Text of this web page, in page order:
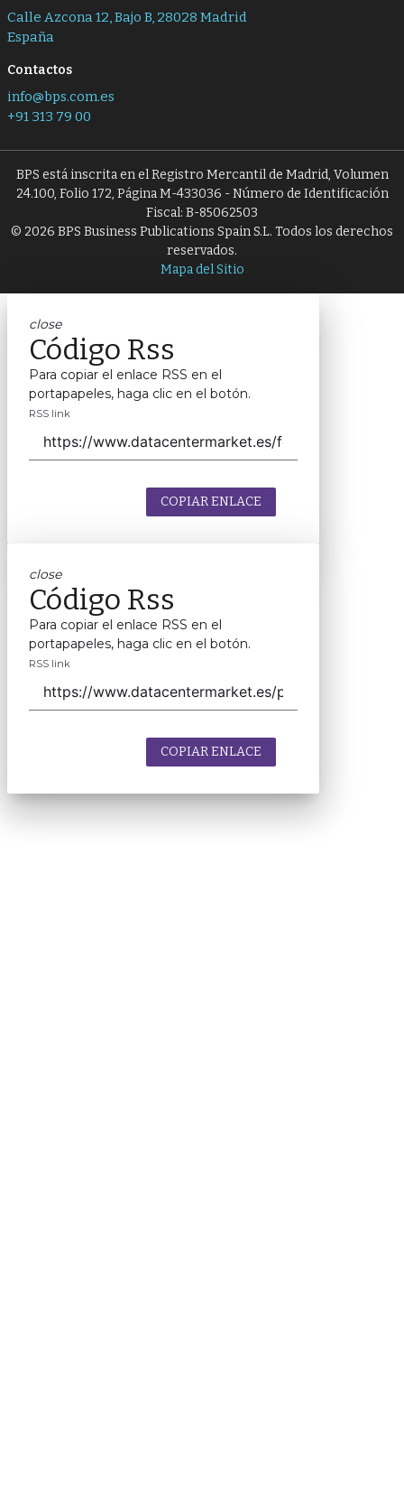
Calle Azcona 12, Bajo B, 28028 Madrid
España
Contactos
info@bps.com.es
+91 313 79 00
BPS está inscrita en el Registro Mercantil de Madrid, Volumen
24.100, Folio 172, Página M-433036 - Número de Identificación
Fiscal: B-85062503
© 2026 BPS Business Publications Spain S.L. Todos los derechos
reservados.
Mapa del Sitio
close
Código Rss
Para copiar el enlace RSS en el
portapapeles, haga clic en el botón.
RSS link
COPIAR ENLACE
close
Código Rss
Para copiar el enlace RSS en el
portapapeles, haga clic en el botón.
RSS link
COPIAR ENLACE